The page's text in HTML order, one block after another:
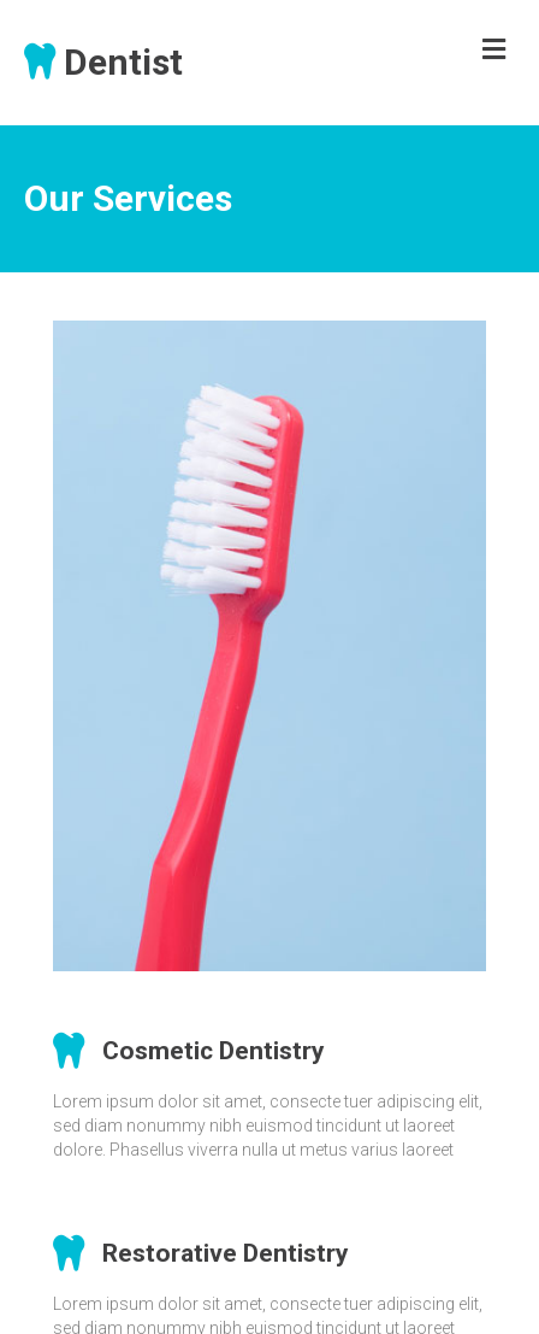
Dentist M
E
Our Services
Cosmetic Dentistry
Lorem ipsum dolor sit amet, consecte tuer adipiscing elit,
sed diam nonummy nibh euismod tincidunt ut laoreet
dolore. Phasellus viverra nulla ut metus varius laoreet
Restorative Dentistry
Lorem ipsum dolor sit amet, consecte tuer adipiscing elit,
sed diam nonummy nibh euismod tincidunt ut laoreet